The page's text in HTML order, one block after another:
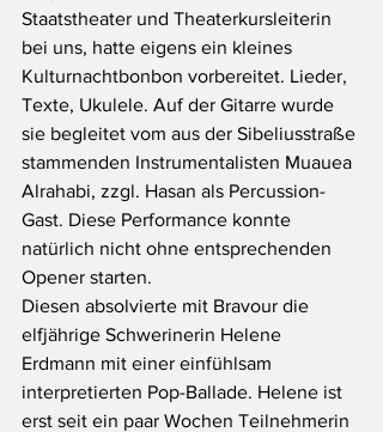
Staatstheater und Theaterkursleiterin
bei uns, hatte eigens ein kleines
Kulturnachtbonbon vorbereitet. Lieder,
Texte, Ukulele. Auf der Gitarre wurde
sie begleitet vom aus der Sibeliusstraße
stammenden Instrumentalisten Muauea
Alrahabi, zzgl. Hasan als Percussion-
Gast. Diese Performance konnte
natürlich nicht ohne entsprechenden
Opener starten.
Diesen absolvierte mit Bravour die
elfjährige Schwerinerin Helene
Erdmann mit einer einfühlsam
interpretierten Pop-Ballade. Helene ist
erst seit ein paar Wochen Teilnehmerin